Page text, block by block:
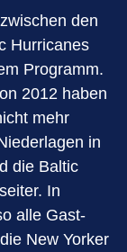
den
Hurricanes
Programm.
2012 haben
mehr
in
die Baltic
In
alle Gast-
New Yorker